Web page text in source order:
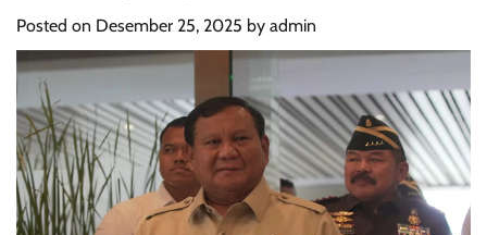
Posted on Desember 25, 2025 by admin